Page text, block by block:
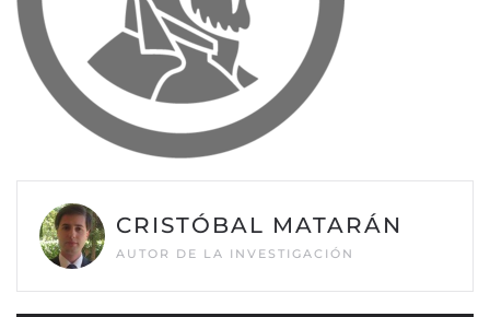
CRISTÓBAL MATARÁN
AUTOR DE LA INVESTIGACIÓN